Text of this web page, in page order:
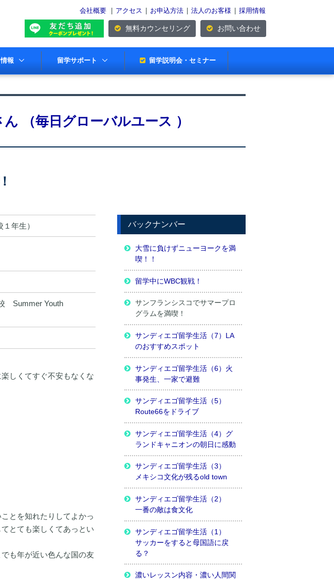
会社概要 アクセス お申込方法 法人のお客様 採用情報
無料カウンセリング お問い合わせ
報 留学サポート 留学説明会・セミナー
（毎日グローバルユース ）
年生）
Summer Youth
しくてすぐ不安もなくな
とを知れたりしてよかっ
とても楽しくてあっとい
も年が近い色んな国の友
バックナンバー
大雪に負けずニューヨークを満
喫！！
留学中にWBC観戦！
サンフランシスコでサマープロ
グラムを満喫！
サンディエゴ留学生活（7）LA
のおすすめスポット
サンディエゴ留学生活（6）火
事発生、一家で避難
サンディエゴ留学生活（5）
Route66をドライブ
サンディエゴ留学生活（4）グ
ランドキャニオンの朝日に感動
サンディエゴ留学生活（3）
メキシコ文化が残るold town
サンディエゴ留学生活（2）
一番の敵は食文化
サンディエゴ留学生活（1）
サッカーをすると母国語に戻
る？
濃いレッスン内容・濃い人間関